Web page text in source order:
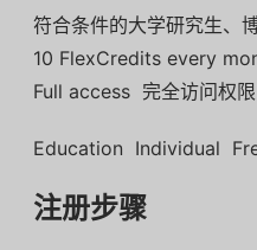
符合条件的大学研究生、
10 FlexCredits every
Full access 完全访问权限
Education Individual
注册步骤